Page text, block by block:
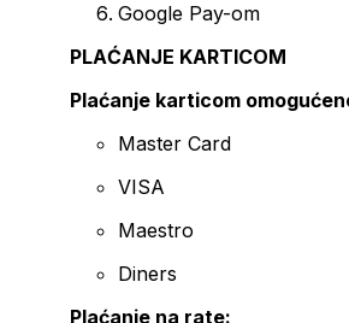
Google Pay-om
PLAĆANJE KARTICOM
Plaćanje karticom
Master Card
VISA
Maestro
Diners
Plaćanje na rate: